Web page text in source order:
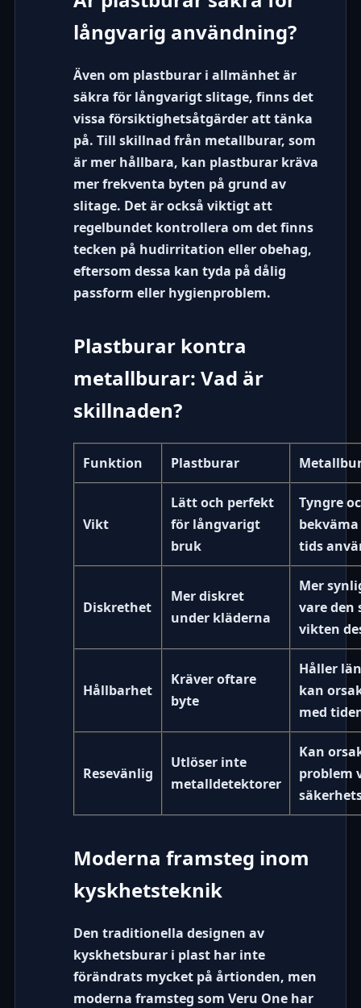
långvarig användning?
Även om plastburar i allmänhet är
säkra för långvarigt slitage, finns det
vissa försiktighetsåtgärder att tänka
på. Till skillnad från metallburar, som
är mer hållbara, kan plastburar kräva
mer frekventa byten på grund av
slitage. Det är också viktigt att
regelbundet kontrollera om det finns
tecken på hudirritation eller obehag,
eftersom dessa kan tyda på dålig
passform eller hygienproblem.
Plastburar kontra
metallburar: Vad är
skillnaden?
Funktion Plastburar
Vikt
Lätt och perfekt
för långvarigt
bruk
Tyngre
tids
Diskrethet
Mer diskret
under kläderna
Mer
vare den
vikten
Hållbarhet
Kräver oftare
byte
Håller
kan
med
Resevänlig
Utlöser inte
metalldetektorer
Kan
problem
Moderna framsteg inom
kyskhetsteknik
Den traditionella designen av
kyskhetsburar i plast har inte
förändrats mycket på årtionden, men
moderna framsteg som Veru Onehar